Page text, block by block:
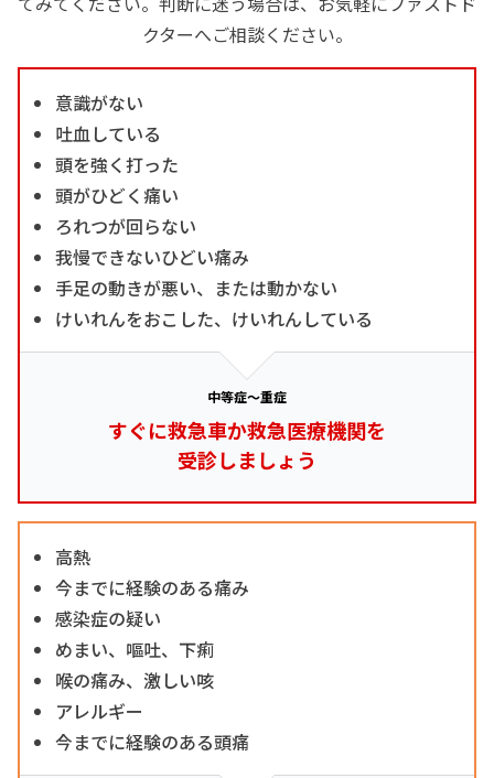
クターへご相談ください。
意識がない
吐血している
頭を強く打った
頭がひどく痛い
ろれつが回らない
我慢できないひどい痛み
手足の動きが悪い、または動かない
けいれんをおこした、けいれんしている
中等症～重症
すぐに救急車か救急医療機関を
受診しましょう
高熱
今までに経験のある痛み
感染症の疑い
めまい、嘔吐、下痢
喉の痛み、激しい咳
アレルギー
今までに経験のある頭痛